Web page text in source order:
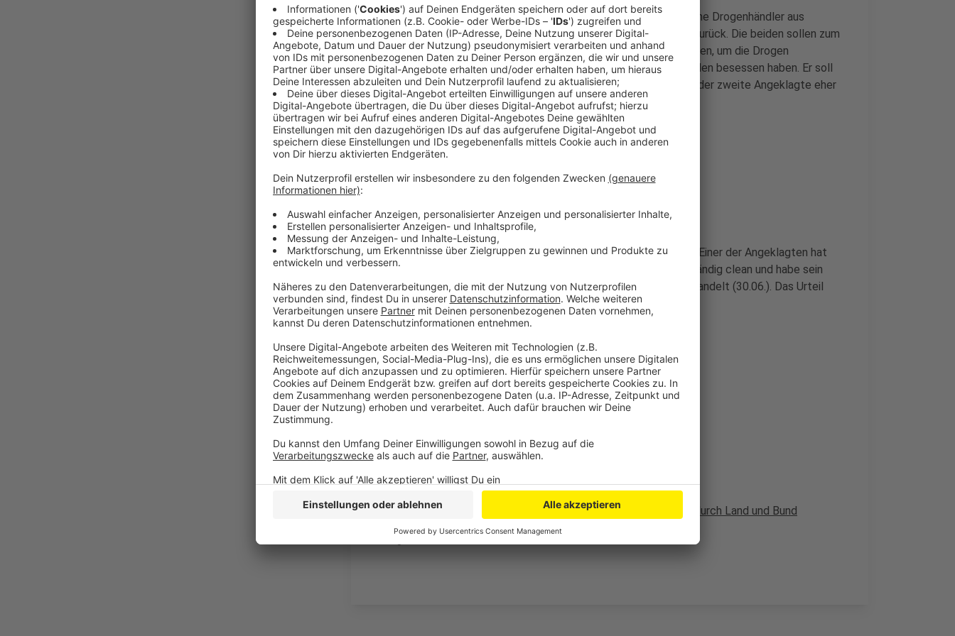
Heute (24.06.) beginnt in Köln ein Prozess gegen zwei mutmaßliche Drogenhändler aus
Leverkusen. Die Tatvorwürfe liegen zum Teil schon einige Jahre zurück. Die beiden sollen zum
Beispiel Marihuana und Kokain bei sich in Schlebusch gelagert haben, um die Drogen
weiterzuverkaufen. Einer der beiden soll außerdem mehrere Pistolen besessen haben. Er soll
sich um die Beschaffung der Drogen gekümmert haben, während der zweite Angeklagte eher
Bote gewesen sein soll.
Anzeige
Angeklagter entschuldigt sich
Den beiden Angeklagten drohen dafür bis zu 7 bzw. 9 Jahre Haft. Einer der Angeklagten hat
sich vor Gericht entschuldigt. Er sei außerdem mittlerweile vollständig clean und habe sein
Leben auf die Kette bekommen. Nächste Woche wird weiterverhandelt (30.06.). Das Urteil
könnte Mitte Juli fallen.
Weitere Meldungen aus Leverkusen
Anzeige
Kostenloses Trinkwasser: Refill-Stationen in Leverkusen
Schulen in Leverkusen verkürzen wegen der Hitze den Unterricht
Leverkusen: Politik und Verwaltung fordern mehr Unterstützung durch Land und Bund